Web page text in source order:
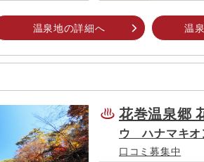
温泉地の詳細へ 温
花巻温泉郷
ウ ハナマキオ
口コミ募集中